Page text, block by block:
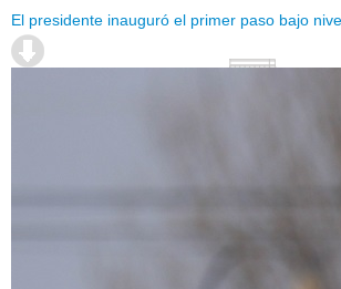
El presidente inauguró el primer paso bajo